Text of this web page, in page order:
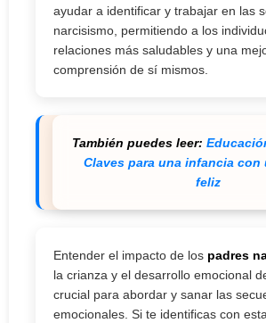
ayudar a identificar y trabajar en las
narcisismo, permitiendo a los
relaciones más saludables y una
comprensión de sí mismos.
También puedes leer:
Claves para una infancia con
feliz
Entender el impacto de los padres
la crianza y el desarrollo emocional
crucial para abordar y sanar las
emocionales. Si te identificas con